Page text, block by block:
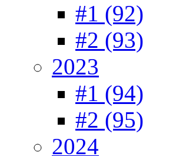
#1 (92)
#2 (93)
2023
#1 (94)
#2 (95)
2024